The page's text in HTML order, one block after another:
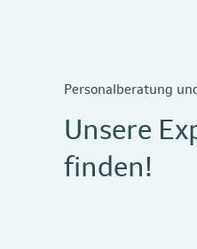
Personalberatung
Unsere
finden!